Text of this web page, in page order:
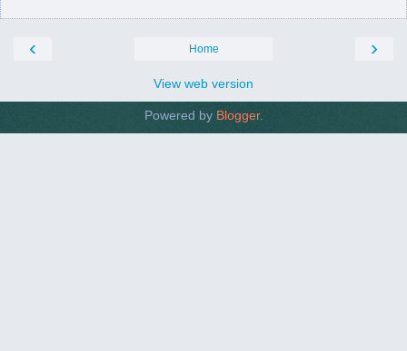
‹ ›
Home
View web version
Powered by Blogger.